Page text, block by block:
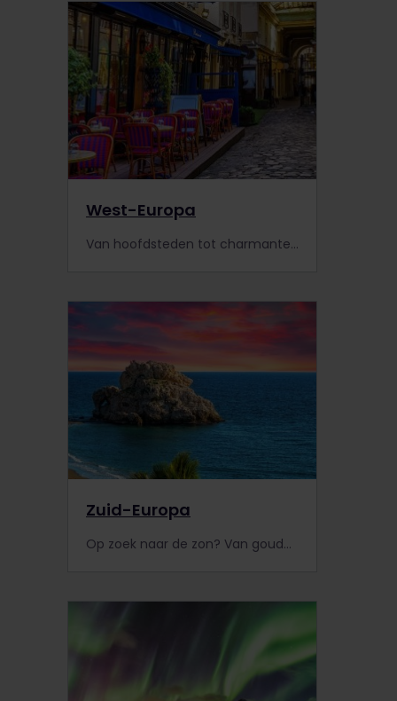
West-Europa
Van hoofdsteden tot charmante stadjes: verken West-Europa per trein met je Interrail Pas.
Zuid-Europa
Op zoek naar de zon? Van gouden stranden tot pittoreske stadjes: ontdek Zuid-Europa vandaag nog met je Interrail Pas!